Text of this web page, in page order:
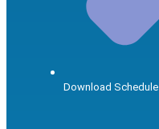
Download Schedule